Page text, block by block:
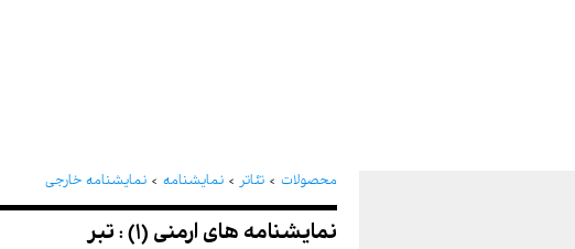
محصولات تئاتر نمایشنامه نمایشنامه خارجی
نمایشنامه های ارمنی (1) : تبر